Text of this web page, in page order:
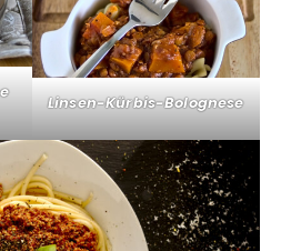
Linsen-Kürbis-Bolognese